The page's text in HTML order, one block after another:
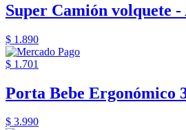
Super Camión volquete -
$ 1.890
$ 1.701
Porta Bebe Ergonómico
$ 3.990